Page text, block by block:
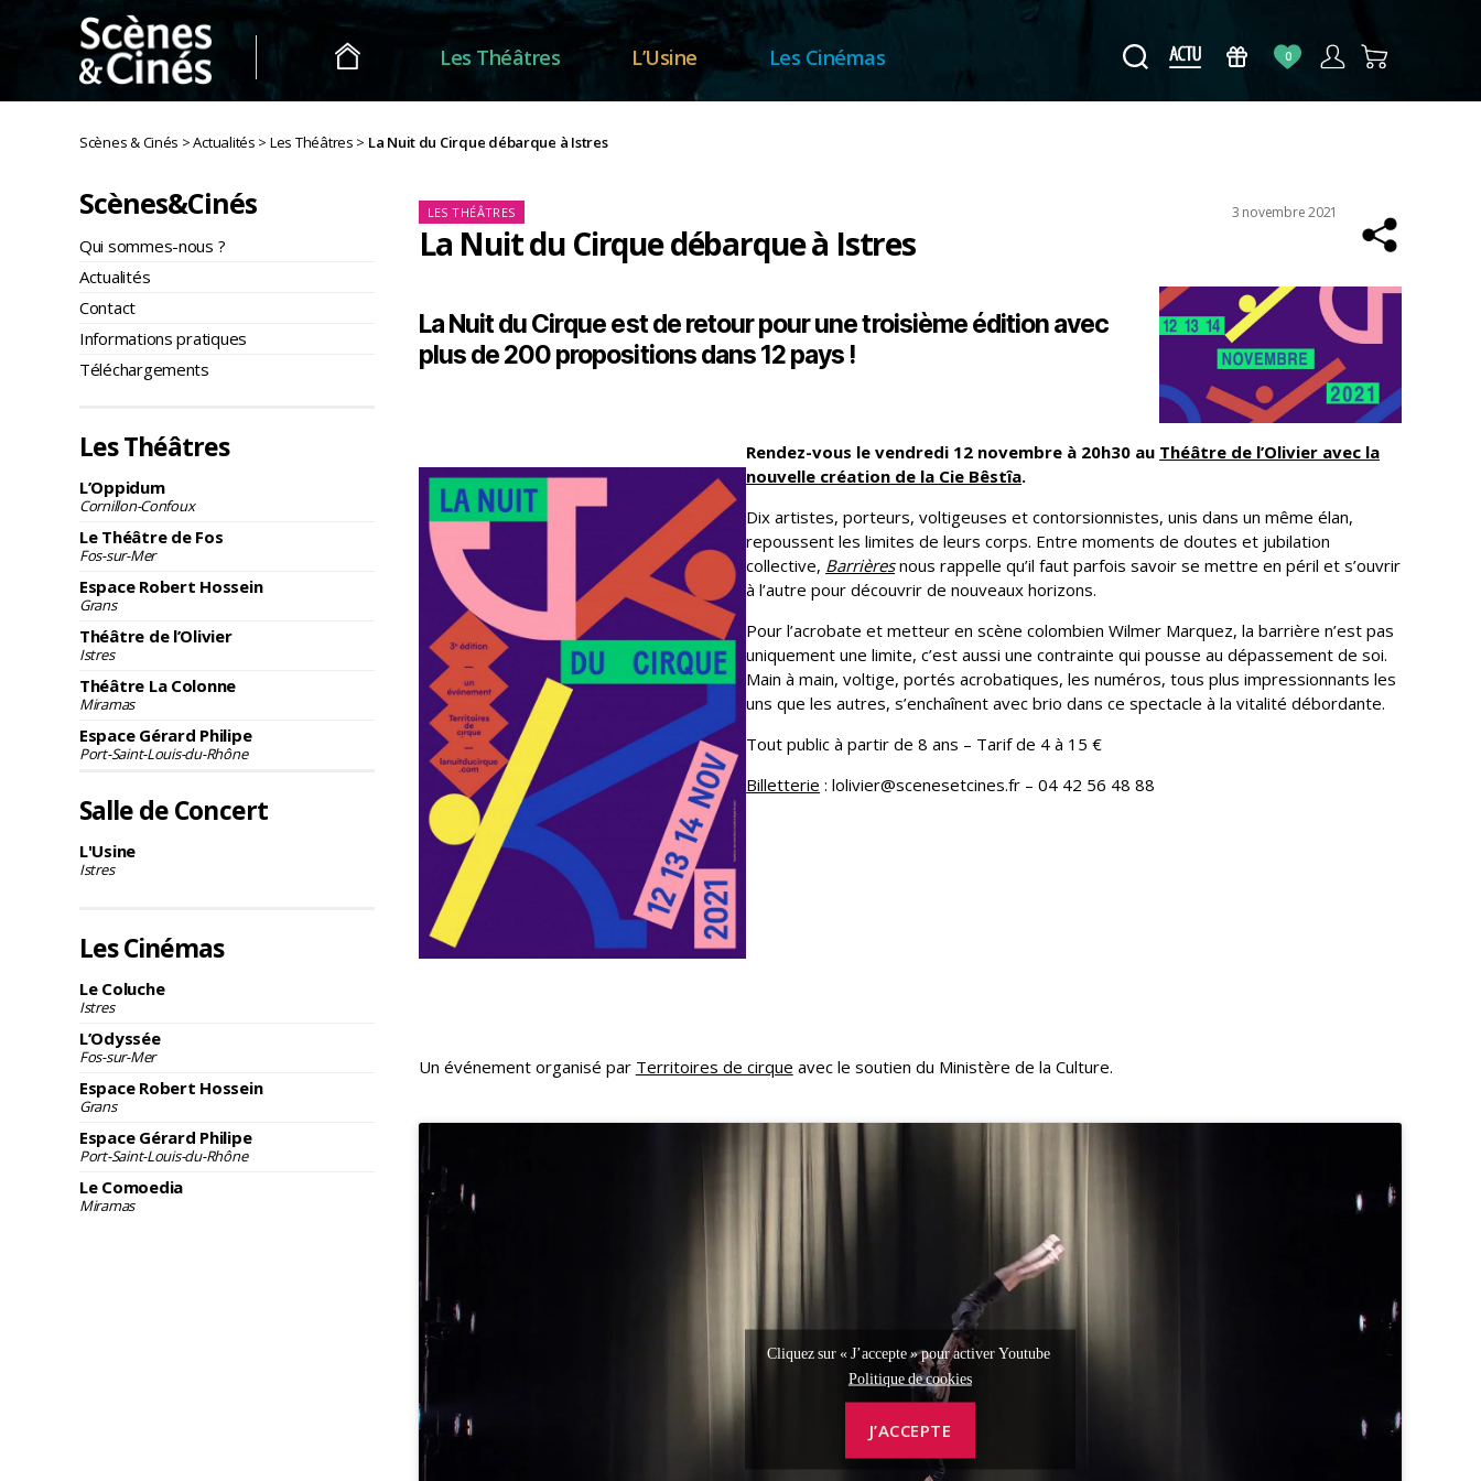
Scènes
Cinés
Les Théâtres L’Usine Les Cinémas 0
Scènes & Cinés >Actualités > Les Théâtres > La Nuit du Cirque débarque à Istres
Scènes&Cinés
Qui sommes-nous ?
Actualités
Contact
Informations pratiques
Téléchargements
Les Théâtres
L’Oppidum
Cornillon-Confoux
Le Théâtre de Fos
Fos-sur-Mer
Espace Robert Hossein
Grans
Théâtre de l’Olivier
Istres
Théâtre La Colonne
Miramas
Espace Gérard Philipe
Port-Saint-Louis-du-Rhône
Salle de Concert
L'Usine
Istres
Les Cinémas
Le Coluche
Istres
L’Odyssée
Fos-sur-Mer
Espace Robert Hossein
Grans
Espace Gérard Philipe
Port-Saint-Louis-du-Rhône
Le Comoedia
Miramas
Catégories
LES THÉÂTRES
La Nuit du Cirque débarque à Istres
Date3 novembre 2021
La Nuit du Cirque est de retour pour une troisième édition avec
plus de 200 propositions dans 12 pays !
Rendez-vous le vendredi 12 novembre à 20h30 au Théâtre de l’Olivier avec la
nouvelle création de la Cie Bêstîa.
Dix artistes, porteurs, voltigeuses et contorsionnistes, unis dans un même élan,
repoussent les limites de leurs corps. Entre moments de doutes et jubilation
collective, Barrièresnous rappelle qu’il faut parfois savoir se mettre en péril et s’ouvrir
à l’autre pour découvrir de nouveaux horizons.
Pour l’acrobate et metteur en scène colombien Wilmer Marquez, la barrière n’est pas
uniquement une limite, c’est aussi une contrainte qui pousse au dépassement de soi.
Main à main, voltige, portés acrobatiques, les numéros, tous plus impressionnants les
uns que les autres, s’enchaînent avec brio dans ce spectacle à la vitalité débordante.
Tout public à partir de 8 ans – Tarif de 4 à 15 €
Billetterie : lolivier@scenesetcines.fr – 04 42 56 48 88
Un événement organisé par Territoires de cirque avec le soutien du Ministère de la Culture.
Cliquez sur « J’accepte » pour activer Youtube
Politique de cookies
J’ACCEPTE